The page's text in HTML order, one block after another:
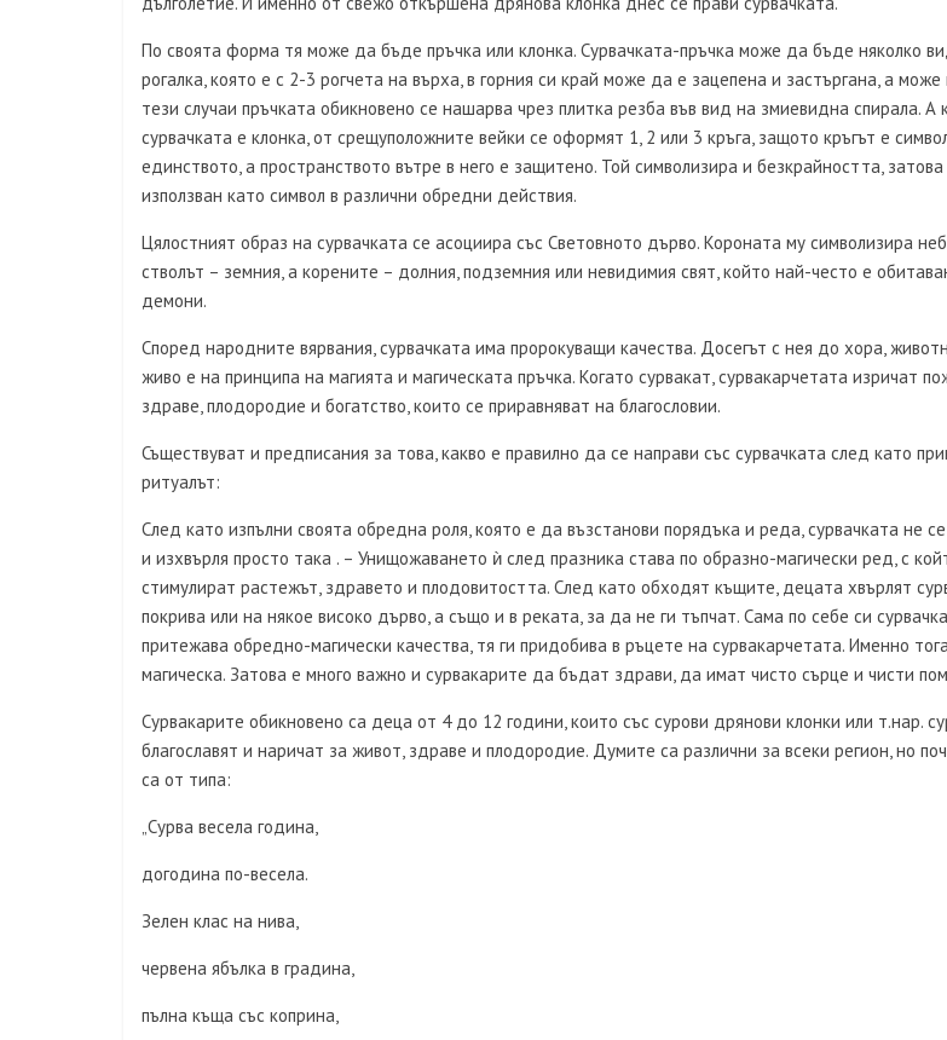
По своята форма тя може да бъде пръчка или клонка. Сурвачката-пръчка може да бъде няколко
рогалка, която е с 2-3 рогчета на върха, в горния си край може да е зацепена и застъргана, а
тези случаи пръчката обикновено се нашарва чрез плитка резба във вид на змиевидна спирала. А
сурвачката е клонка, от срещуположните вейки се оформят 1, 2 или 3 кръга, защото кръгът е
единството, а пространството вътре в него е защитено. Той символизира и безкрайността, затова
използван като символ в различни обредни действия.
Цялостният образ на сурвачката се асоциира със Световното дърво. Короната му символизира
стволът – земния, а корените – долния, подземния или невидимия свят, който най-често е
демони.
Според народните вярвания, сурвачката има пророкуващи качества. Досегът с нея до хора,
живо е на принципа на магията и магическата пръчка. Когато сурвакат, сурвакарчетата изричат
здраве, плодородие и богатство, които се приравняват на благословии.
Съществуват и предписания за това, какво е правилно да се направи със сурвачката след като
ритуалът:
След като изпълни своята обредна роля, която е да възстанови порядъка и реда, сурвачката не
и изхвърля просто така . – Унищожаването ѝ след празника става по образно-магически ред, с
стимулират растежът, здравето и плодовитостта. След като обходят къщите, децата хвърлят
покрива или на някое високо дърво, а също и в реката, за да не ги тъпчат. Сама по себе си
притежава обредно-магически качества, тя ги придобива в ръцете на сурвакарчетата. Именно
магическа. Затова е много важно и сурвакарите да бъдат здрави, да имат чисто сърце и чисти
Сурвакарите обикновено са деца от 4 до 12 години, които със сурови дрянови клонки или т.нар.
благославят и наричат за живот, здраве и плодородие. Думите са различни за всеки регион, но
са от типа:
„Сурва весела година,
догодина по-весела.
Зелен клас на нива,
червена ябълка в градина,
пълна къща със коприна,